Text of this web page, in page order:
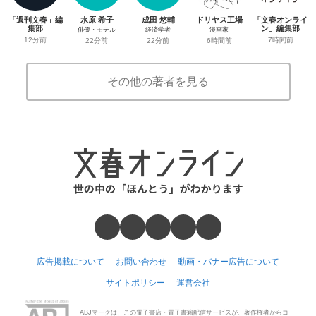
「週刊文春」編
集部
12分前
水原 希子
俳優・モデル
22分前
成田 悠輔
経済学者
22分前
ドリヤス工場
漫画家
6時間前
「文春オンライ
ン」編集部
7時間前
その他の著者を見る
広告掲載について お問い合わせ 動画・バナー広告について
サイトポリシー 運営会社
ABJマークは、この電子書店・電子書籍配信サービスが、著作権者からコ